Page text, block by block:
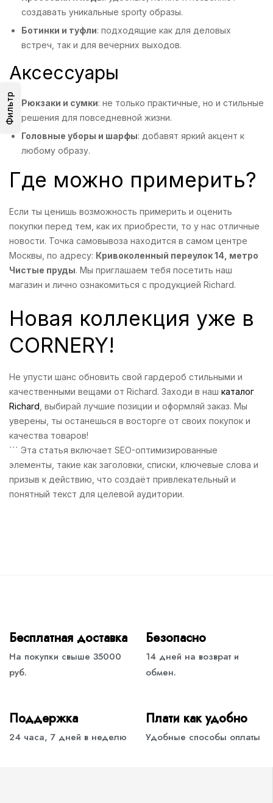
Фильтр
создавать уникальные sporty образы.
Ботинки и туфли: подходящие как для деловых
встреч, так и для вечерних выходов.
Аксессуары
Рюкзаки и сумки: не только практичные, но и стильные
решения для повседневной жизни.
Головные уборы и шарфы: добавят яркий акцент к
любому образу.
Где можно примерить?
Если ты ценишь возможность примерить и оценить
покупки перед тем, как их приобрести, то у нас отличные
новости. Точка самовывоза находится в самом центре
Москвы, по адресу: Кривоколенный переулок 14, метро
Чистые пруды. Мы приглашаем тебя посетить наш
магазин и лично ознакомиться с продукцией Richard.
Новая коллекция уже в
CORNERY!
Не упусти шанс обновить свой гардероб стильными и
качественными вещами от Richard. Заходи в наш каталог
Richard , выбирай лучшие позиции и оформляй заказ. Мы
уверены, ты останешься в восторге от своих покупок и
качества товаров!
``` Эта статья включает SEO-оптимизированные
элементы, такие как заголовки, списки, ключевые слова и
призыв к действию, что создаёт привлекательный и
понятный текст для целевой аудитории.
Бесплатная доставка
На покупки свыше 35000
руб.
Безопасно
14 дней на возврат и
обмен.
Поддержка
24 часа, 7 дней в неделю
Плати как удобно
Удобные способы оплаты